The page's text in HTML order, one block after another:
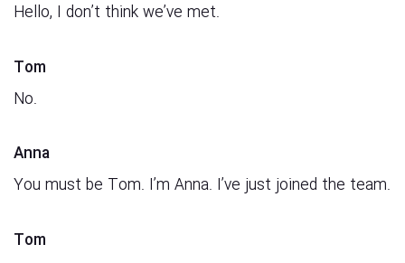
Hello, I don’t think we’ve met.
Tom
No.
Anna
You must be Tom. I’m Anna. I’ve just joined the team.
Tom